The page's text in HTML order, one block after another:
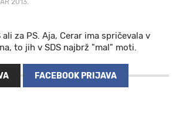
2013.
ali za PS. Aja, Cerar ima spričevala v
to jih v SDS najbrž "mal" moti.
FACEBOOK PRIJAVA